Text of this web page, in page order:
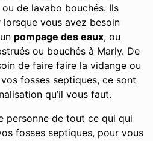
de lavabo bouchés. Ils
vous avez besoin
pompage des eaux, ou
ou bouchés à Marly. De
de faire faire la vidange ou
fosses septiques, ce sont
qu’il vous faut.
personne de tout ce qui qui
fosses septiques, pour vous